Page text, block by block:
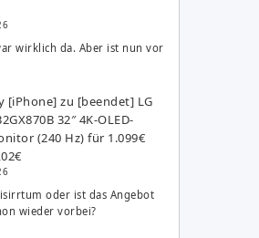
wirklich da. Aber ist nun vor
[iPhone] zu [beendet] LG
32″ 4K-OLED-
(240 Hz) für 1.099€
oder ist das Angebot
wieder vorbei?